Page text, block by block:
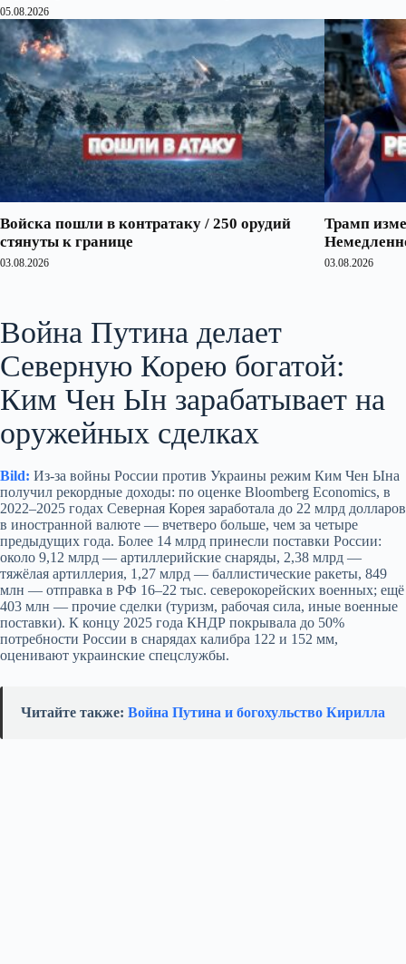
05.08.2026
Войска пошли в контратаку / 250 орудий
стянуты к границе
03.08.2026
Трамп
03.08.2026
Война Путина делает
Северную Корею богатой:
Ким Чен Ын зарабатывает на
оружейных сделках
Bild: Из‑за войны России против Украины режим Ким Чен Ына
получил рекордные доходы: по оценке Bloomberg Economics, в
2022–2025 годах Северная Корея заработала до 22 млрд долларов
в иностранной валюте — вчетверо больше, чем за четыре
предыдущих года. Более 14 млрд принесли поставки России:
около 9,12 млрд — артиллерийские снаряды, 2,38 млрд —
тяжёлая артиллерия, 1,27 млрд — баллистические ракеты, 849
млн — отправка в РФ 16–22 тыс. северокорейских военных; ещё
403 млн — прочие сделки (туризм, рабочая сила, иные военные
поставки). К концу 2025 года КНДР покрывала до 50%
потребности России в снарядах калибра 122 и 152 мм,
оценивают украинские спецслужбы.
Читайте также: Война Путина и богохульство Кирилла